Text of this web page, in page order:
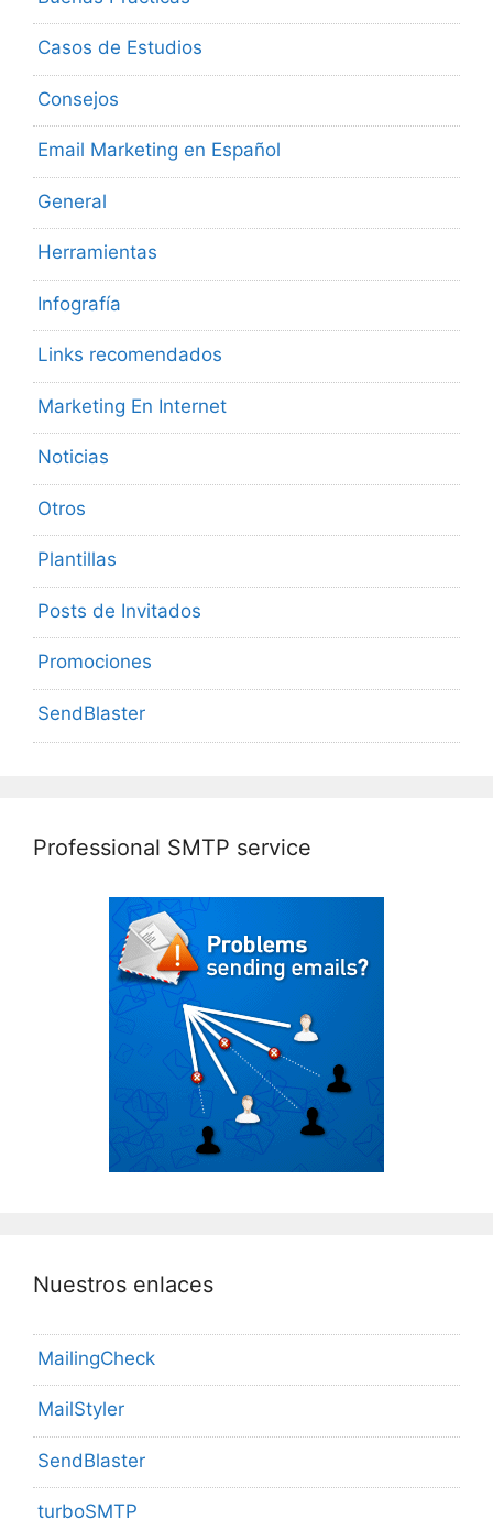
Casos de Estudios
Consejos
Email Marketing en Español
General
Herramientas
Infografía
Links recomendados
Marketing En Internet
Noticias
Otros
Plantillas
Posts de Invitados
Promociones
SendBlaster
Professional SMTP service
Nuestros enlaces
MailingCheck
MailStyler
SendBlaster
turboSMTP